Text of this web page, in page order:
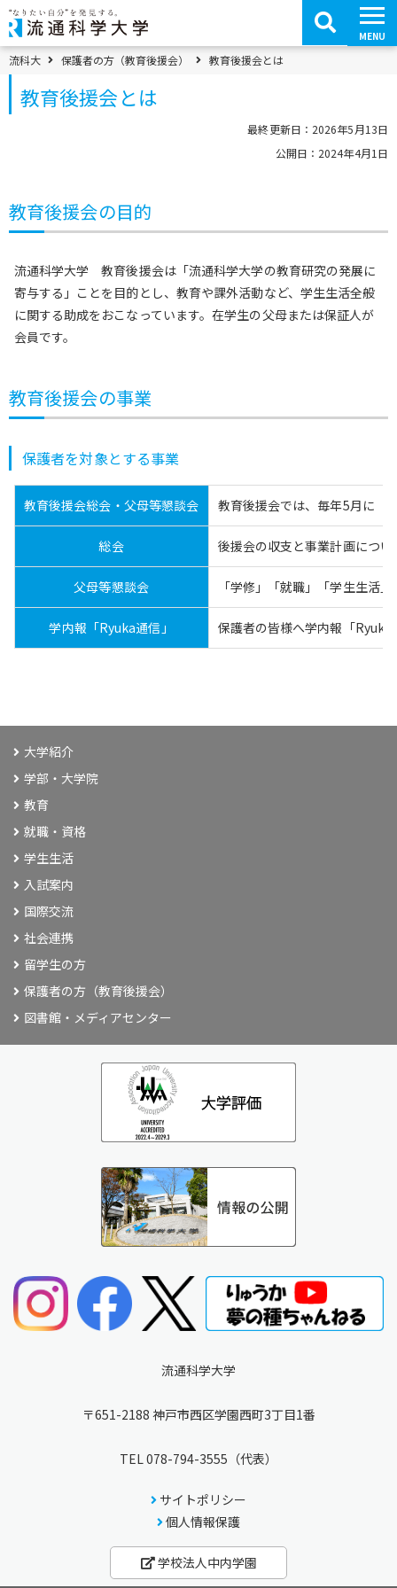
コ
ン
テ
ン
ツ
へ
移
MENU
パンくずメニュー
流科大 保護者の方（教育後援会） 教育後援会とは
教育後援会とは
最終更新日：2026年5月13日
公開日：2024年4月1日
教育後援会の目的
流通科学大学 教育後援会は「流通科学大学の教育研究の発展に
寄与する」ことを目的とし、教育や課外活動など、学生生活全般
に関する助成をおこなっています。在学生の父母または保証人が
会員です。
教育後援会の事業
保護者を対象とする事業
教育後援会総会・父母等懇談会 教育後援会では、毎年5月に「
総会 後援会の収支と事業計画につ
父母等懇談会 「学修」「就職」「学生生活
学内報「Ryuka通信」 保護者の皆様へ学内報「
大学紹介
学部・大学院
教育
就職・資格
学生生活
入試案内
国際交流
社会連携
留学生の方
保護者の方（教育後援会）
図書館・メディアセンター
流通科学大学
〒651-2188 神戸市西区学園西町3丁目1番
TEL078-794-3555 （代表）
サイトポリシー
個人情報保護
学校法人中内学園